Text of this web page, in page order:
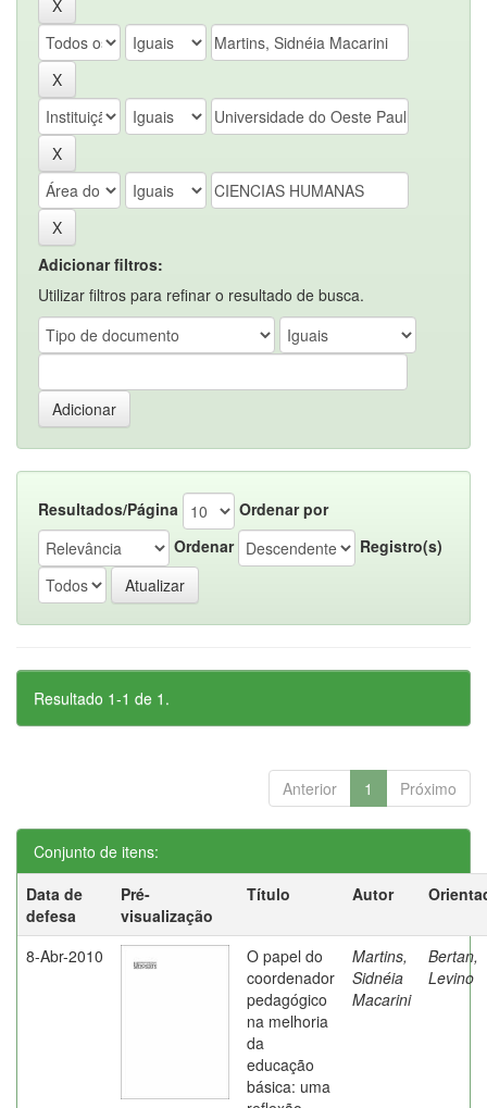
Adicionar filtros:
Utilizar filtros para refinar o resultado de busca.
Resultados/Página
Ordenar por
Ordenar
Registro(s)
Resultado 1-1 de 1.
Anterior 1 Próximo
Conjunto de itens:
Data de
defesa
Pré-
visualização
Título Autor
8-Abr-2010
O papel do
coordenador
pedagógico
na melhoria
da
educação
básica: uma
Martins,
Sidnéia
Macarini
Bertan,
Levino